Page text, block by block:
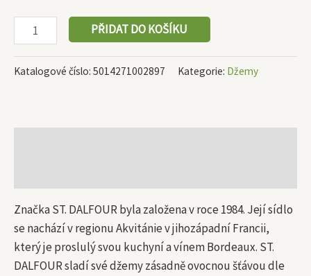
PŘIDAT DO KOŠÍKU
Katalogové číslo: 5014271002897 Kategorie: Džemy
Značka ST. DALFOUR byla založena v roce 1984. Její sídlo
se nachází v regionu Akvitánie v jihozápadní Francii,
který je proslulý svou kuchyní a vínem Bordeaux. ST.
DALFOUR sladí své džemy zásadně ovocnou šťávou dle